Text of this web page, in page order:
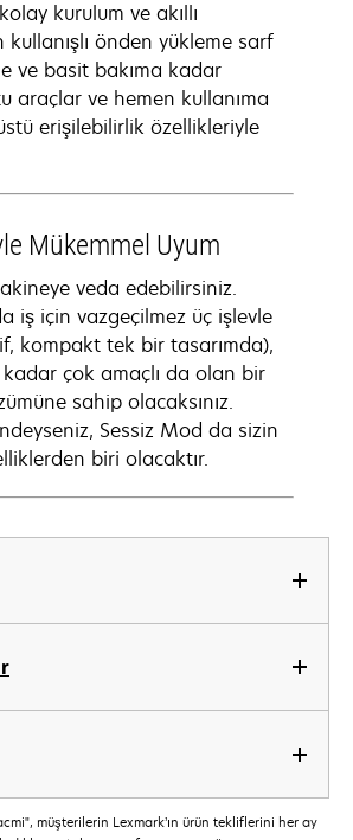
kurulum ve akıllı
kullanışlı önden yükleme sarf
ve basit bakıma kadar
araçlar ve hemen kullanıma
erişilebilirlik özellikleriyle
Mükemmel Uyum
veda edebilirsiniz.
iş için vazgeçilmez üç işlevle
kompakt tek bir tasarımda),
çok amaçlı da olan bir
sahip olacaksınız.
Sessiz Mod da sizin
biri olacaktır.
müşterilerin Lexmark’ın ürün tekliflerini her ay